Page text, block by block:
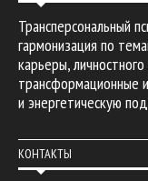
Трансперсональный
гармонизация по
карьеры,
трансформационные
и энергетическую
КОНТАКТЫ